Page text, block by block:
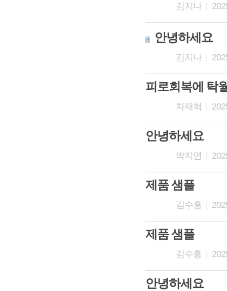
김지나 |
안녕하세요
김지나 |
피로회복에 탁
차재혁 |
안녕하세요
박지연 |
제품 샘플
김수홍 |
제품 샘플
김수홍 |
안녕하세요